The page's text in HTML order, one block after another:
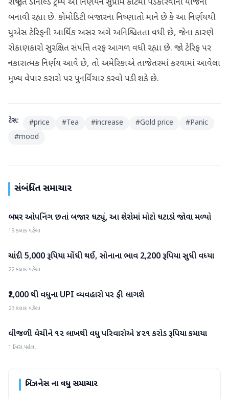
રાષ્ટ્રપતિ ડોનાલ્ડ ટ્રમ્પ આ નિર્ણયને સુપ્રીમ કોર્ટમાં પડકારવાની યોજના
બનાવી રહ્યા છે. કોમોડિટી બજારના નિષ્ણાતો માને છે કે આ નિર્ણયથી
યુએસ ટેરિફની આર્થિક અસર અંગે અનિશ્ચિતતા વધી છે, જેના કારણે
રોકાણકારો સુરક્ષિત સંપત્તિ તરફ આગળ વધી રહ્યા છે. જો ટેરિફ પર
નકારાત્મક નિર્ણય આવે છે, તો અમેરિકાએ તાજેતરમાં કરવામાં આવેલા
મુખ્ય વેપાર કરારો પર પુનર્વિચાર કરવો પડી શકે છે.
ટેગ્સ: #price #Tea #increase #Gold price #Panic
#mood
સંબંધિત સમાચાર
બિઝનેસ
બમ્પર ઓપનિંગ છતાં બજાર ઘટ્યું, આ શેરોમાં મોટો ઘટાડો જોવા મળ્યો
19 કલાક પહેલા
બિઝનેસ
ચાંદી 5,000 રૂપિયા મોંઘી થઈ, સોનાના ભાવ 2,200 રૂપિયા સુધી વધ્યા
22 કલાક પહેલા
બિઝનેસ
₹2,000 થી વધુના UPI વ્યવહારો પર ફી લાગશે
23 કલાક પહેલા
બિઝનેસ
વીજળી વેચીને ૧૨ લાખથી વધુ પરિવારોએ ૪૨૧ કરોડ રૂપિયા કમાયા
1 દિવસ પહેલા
બિઝનેસના વધુ સમાચાર